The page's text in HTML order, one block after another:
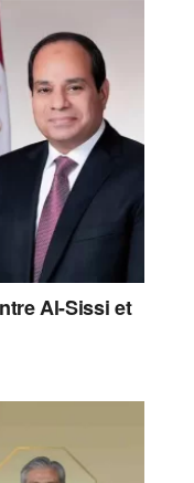
Al-Sissi et